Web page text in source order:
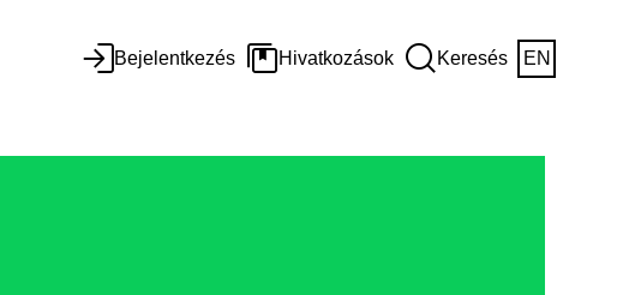
Bejelentkezés Hivatkozások Keresés EN